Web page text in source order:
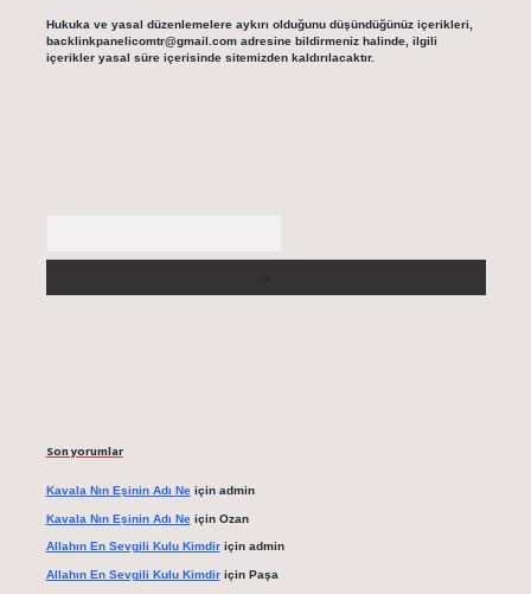
Hukuka ve yasal düzenlemelere aykırı olduğunu düşündüğünüz içerikleri,
backlinkpanelicomtr@gmail.comadresine bildirmeniz halinde, ilgili
içerikler yasal süre içerisinde sitemizden kaldırılacaktır.
Son yorumlar
Kavala Nın Eşinin Adı Neiçin admin
Kavala Nın Eşinin Adı Neiçin Ozan
Allahın En Sevgili Kulu Kimdiriçin admin
Allahın En Sevgili Kulu Kimdiriçin Paşa